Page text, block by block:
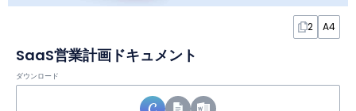
2 A4
SaaS営業計画ドキュメント
ダウンロード